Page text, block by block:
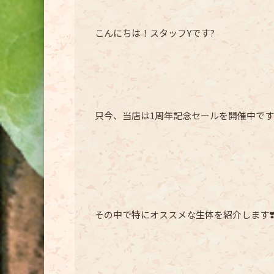
こんにちは！スタッフYです?
只今、当店は1周年記念セールを開催中で
その中で特にオススメな生体を紹介します